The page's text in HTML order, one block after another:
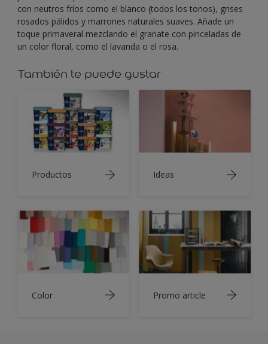
con neutros fríos como el blanco (todos los tonos), grises
rosados pálidos y marrones naturales suaves. Añade un
toque primaveral mezclando el granate con pinceladas de
un color floral, como el lavanda o el rosa.
También te puede gustar
Productos Ideas
Color Promo article